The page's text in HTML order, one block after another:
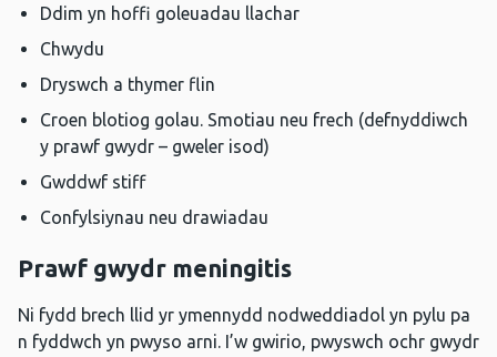
Ddim yn hoffi goleuadau llachar
Chwydu
Dryswch a thymer flin
Croen blotiog golau. Smotiau neu frech (defnyddiwch
y prawf gwydr – gweler isod)
Gwddwf stiff
Confylsiynau neu drawiadau
Prawf gwydr meningitis
Ni fydd brech llid yr ymennydd nodweddiadol yn pylu pa
n fyddwch yn pwyso arni. I’w gwirio, pwyswch ochr gwydr